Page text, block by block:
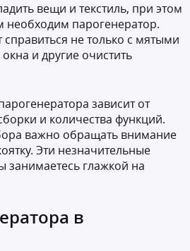
вещи и текстиль, при этом
необходим парогенератор.
не только с мятыми
и другие очистить
зависит от
и количества функций.
важно обращать внимание
Эти незначительные
занимаетесь глажкой на
в